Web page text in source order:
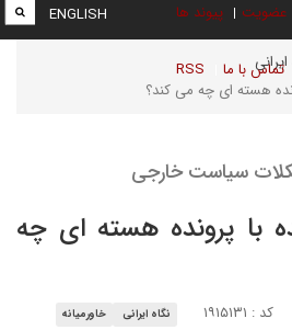
عضویت پیوند ها
تماس با ما RSS
ENGLISH
هسته ای چه می کند؟
سیاست خارجی
با پرونده هسته ای چه
کد : ۱۹۱۵۱۳۱ نگاه ایرانی
خاورمیانه